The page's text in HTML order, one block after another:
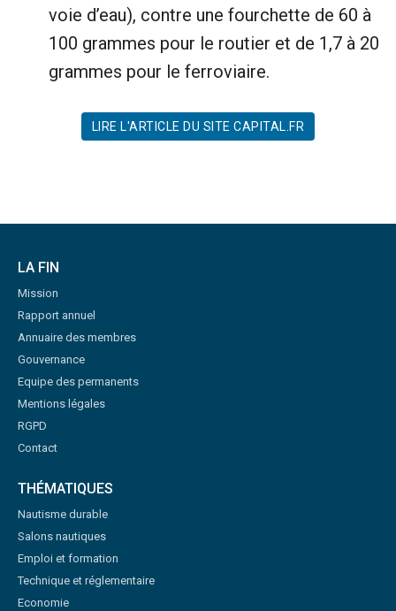
voie d’eau), contre une fourchette de 60 à
100 grammes pour le routier et de 1,7 à 20
grammes pour le ferroviaire.
LIRE L'ARTICLE DU SITE CAPITAL.FR
LA FIN
Mission
Rapport annuel
Annuaire des membres
Gouvernance
Equipe des permanents
Mentions légales
RGPD
Contact
THÉMATIQUES
Nautisme durable
Salons nautiques
Emploi et formation
Technique et réglementaire
Economie